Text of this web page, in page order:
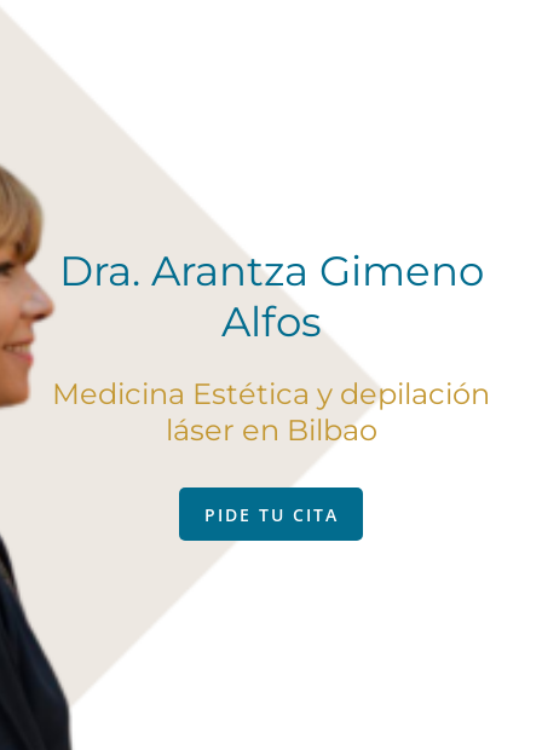
Dra. Arantza Gimeno
Alfos
Medicina Estética y depilación
láser en Bilbao
PIDE TU CITA